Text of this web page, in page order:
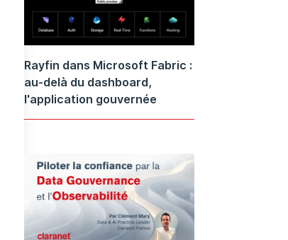
Rayfin dans Microsoft Fabric :
au-delà du dashboard,
l'application gouvernée